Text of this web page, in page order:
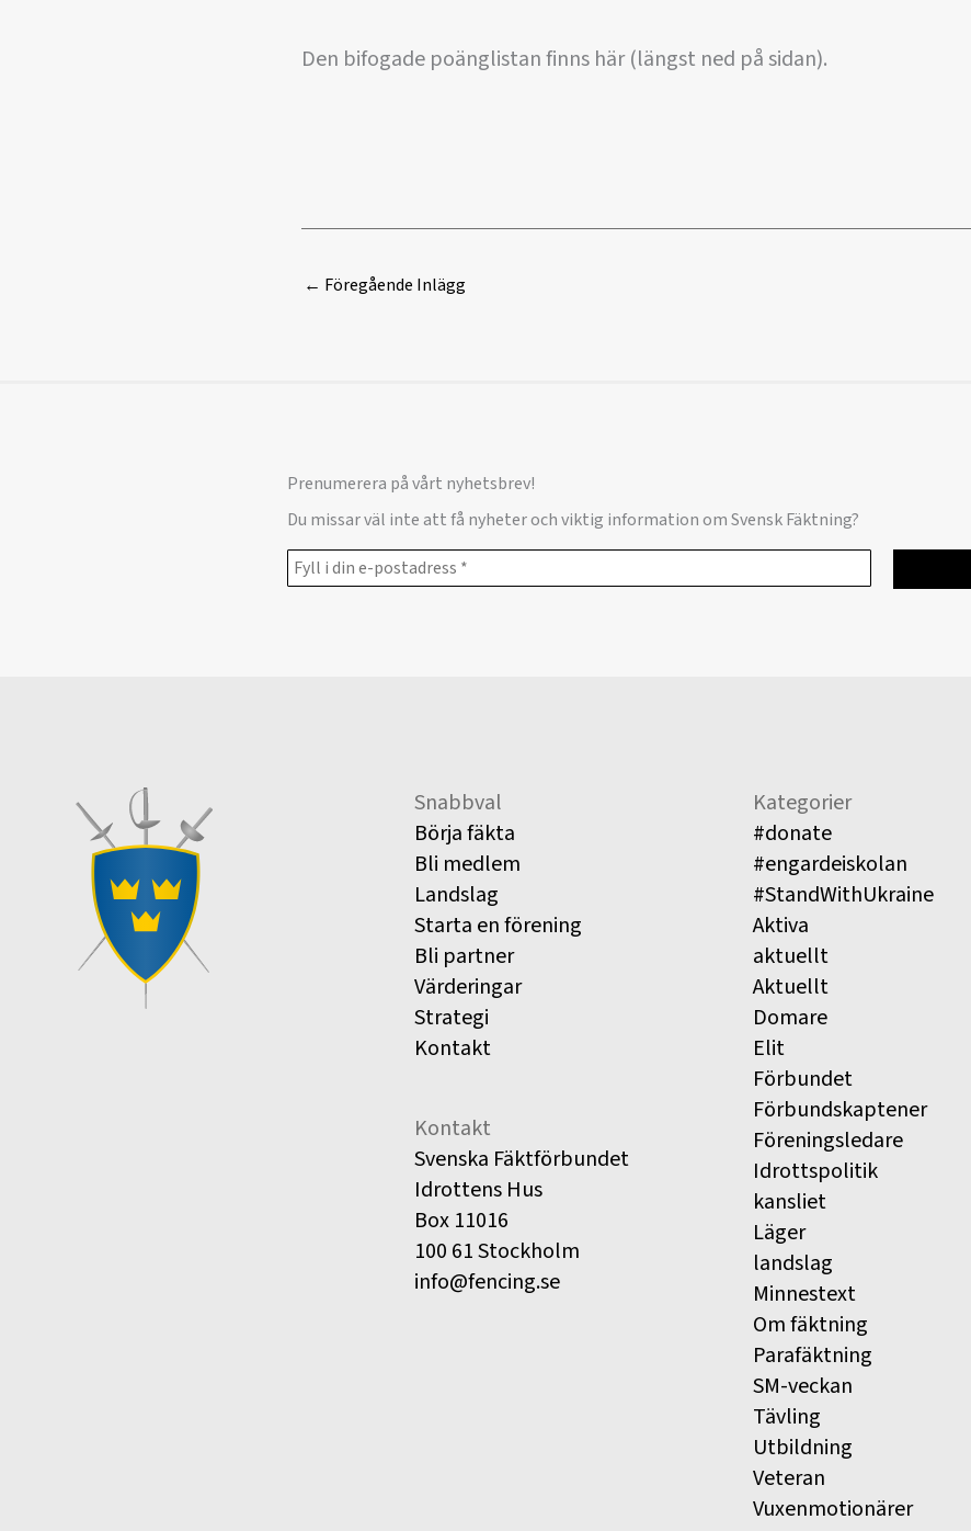
Den bifogade poänglistan finns här (längst ned på sidan).
← Föregående Inlägg
Prenumerera på vårt nyhetsbrev!
Du missar väl inte att få nyheter och viktig information om Svensk Fäktning?
Snabbval
Börja fäkta
Bli medlem
Landslag
Starta en förening
Bli partner
Värderingar
Strategi
Kontakt
Kontakt
Svenska Fäktförbundet
Idrottens Hus
Box 11016
100 61 Stockholm
info@fencing.se
Kategorier
#donate
#engardeiskolan
#StandWithUkraine
Aktiva
aktuellt
Aktuellt
Domare
Elit
Förbundet
Förbundskaptener
Föreningsledare
Idrottspolitik
kansliet
Läger
landslag
Minnestext
Om fäktning
Parafäktning
SM-veckan
Tävling
Utbildning
Veteran
Vuxenmotionärer